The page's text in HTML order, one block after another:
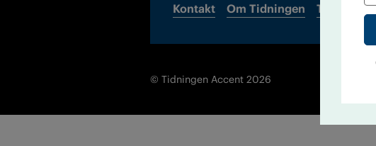
Kontakt Om Tidningen
© Tidningen Accent 2026